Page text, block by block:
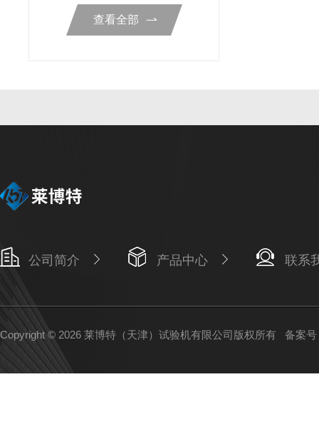
查看全部
公司简介 产品中心 联系
Copyright © 2026 莱博特（天津）试验机有限公司版权所有 备案号